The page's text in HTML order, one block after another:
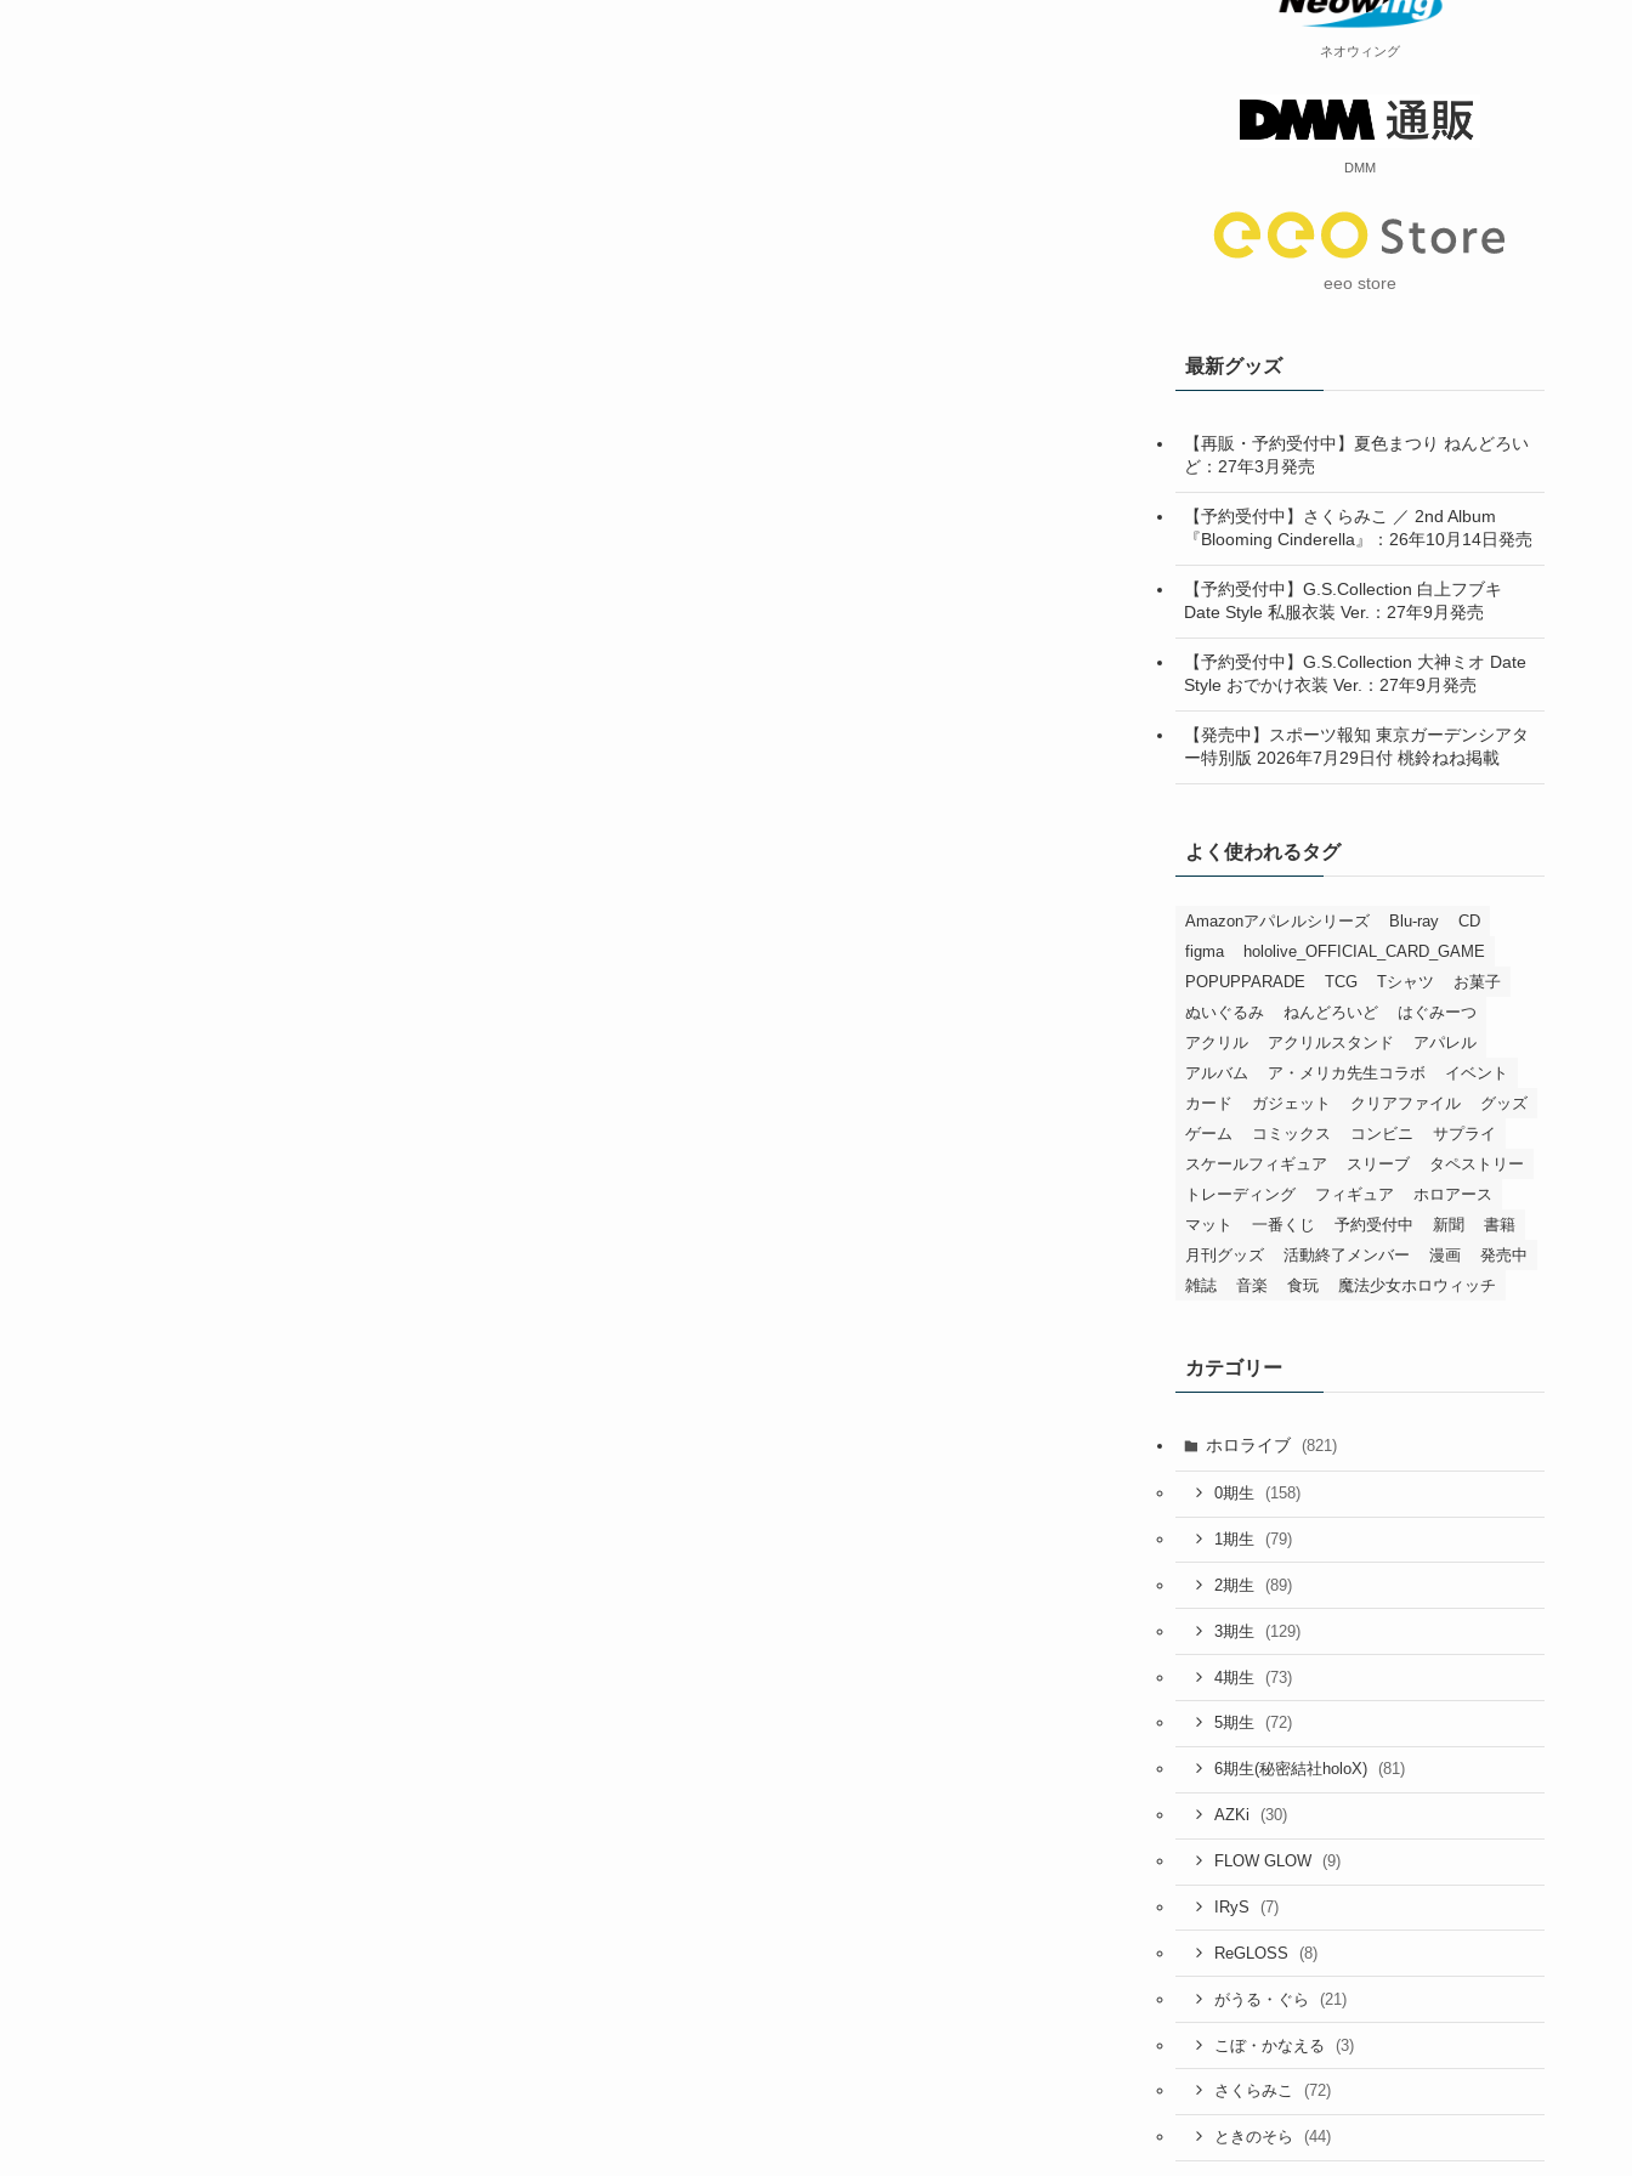
ネオウィング
DMM
eeo store
最新グッズ
【再販・予約受付中】夏色まつり ねんどろい
ど：27年3月発売
【予約受付中】さくらみこ ／ 2nd Album
『Blooming Cinderella』：26年10月14日発売
【予約受付中】G.S.Collection 白上フブキ
Date Style 私服衣装 Ver.：27年9月発売
【予約受付中】G.S.Collection 大神ミオ Date
Style おでかけ衣装 Ver.：27年9月発売
【発売中】スポーツ報知 東京ガーデンシアタ
ー特別版 2026年7月29日付 桃鈴ねね掲載
よく使われるタグ
Amazonアパレルシリーズ Blu-ray
CD
figma
hololive_OFFICIAL_CARD_GAME
POPUPPARADE
TCG Tシャツ
お菓子
ぬいぐるみ
ねんどろいど
はぐみーつ
アクリル
アクリルスタンド
アパレル
アルバム
ア・メリカ先生コラボ
イベント
カード
ガジェット クリアファイル
グッズ
ゲーム
コミックス コンビニ
サプライ
スケールフィギュア
スリーブ
タペストリー
トレーディング
フィギュア
ホロアース
マット
一番くじ 予約受付中 新聞
書籍
月刊グッズ
活動終了メンバー 漫画
発売中
雑誌
音楽 食玩 魔法少女ホロウィッチ
カテゴリー
ホロライブ (821)
0期生 (158)
1期生 (79)
2期生 (89)
3期生 (129)
4期生 (73)
5期生 (72)
6期生(秘密結社holoX) (81)
AZKi (30)
FLOW GLOW (9)
IRyS (7)
ReGLOSS (8)
がうる・ぐら (21)
こぼ・かなえる (3)
さくらみこ (72)
ときのそら (44)